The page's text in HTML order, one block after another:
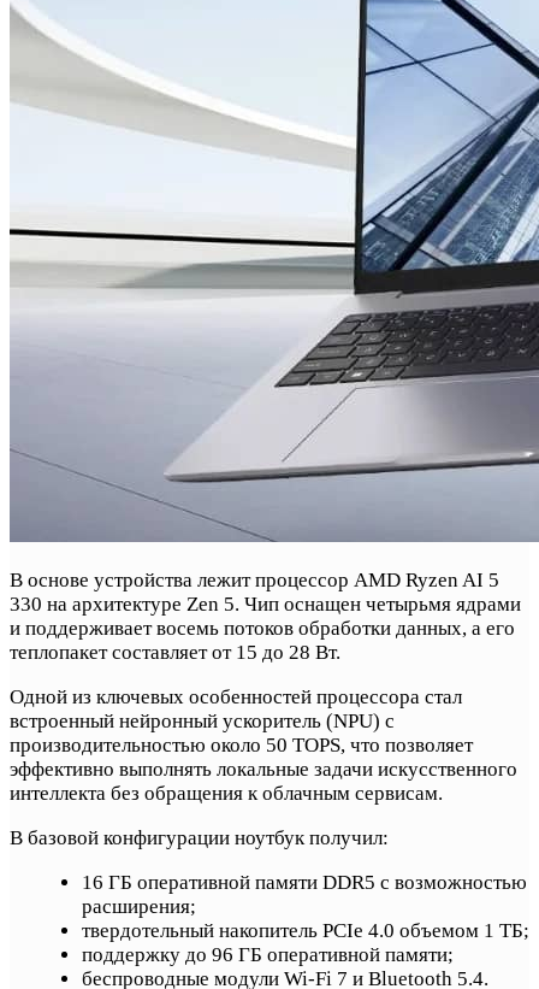
В основе устройства лежит процессор AMD Ryzen AI 5
330 на архитектуре Zen 5. Чип оснащен четырьмя ядрами
и поддерживает восемь потоков обработки данных, а его
теплопакет составляет от 15 до 28 Вт.
Одной из ключевых особенностей процессора стал
встроенный нейронный ускоритель (NPU) с
производительностью около 50 TOPS, что позволяет
эффективно выполнять локальные задачи искусственного
интеллекта без обращения к облачным сервисам.
В базовой конфигурации ноутбук получил:
16 ГБ оперативной памяти DDR5 с возможностью
расширения;
твердотельный накопитель PCIe 4.0 объемом 1 ТБ;
поддержку до 96 ГБ оперативной памяти;
беспроводные модули Wi-Fi 7 и Bluetooth 5.4.